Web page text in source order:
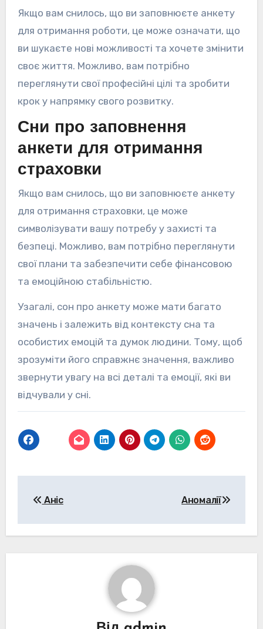
Якщо вам снилось, що ви заповнюєте анкету
для отримання роботи, це може означати, що
ви шукаєте нові можливості та хочете змінити
своє життя. Можливо, вам потрібно
переглянути свої професійні цілі та зробити
крок у напрямку свого розвитку.
Сни про заповнення
анкети для отримання
страховки
Якщо вам снилось, що ви заповнюєте анкету
для отримання страховки, це може
символізувати вашу потребу у захисті та
безпеці. Можливо, вам потрібно переглянути
свої плани та забезпечити себе фінансовою
та емоційною стабільністю.
Узагалі, сон про анкету може мати багато
значень і залежить від контексту сна та
особистих емоцій та думок людини. Тому, щоб
зрозуміти його справжнє значення, важливо
звернути увагу на всі деталі та емоції, які ви
відчували у сні.
Аніс Аномалії